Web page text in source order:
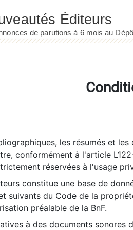
les résumés et
conformément à l'article
réservées à l'usage
constitue une base de
suivants du Code de la
préalable de la BnF.
à des documents sonores